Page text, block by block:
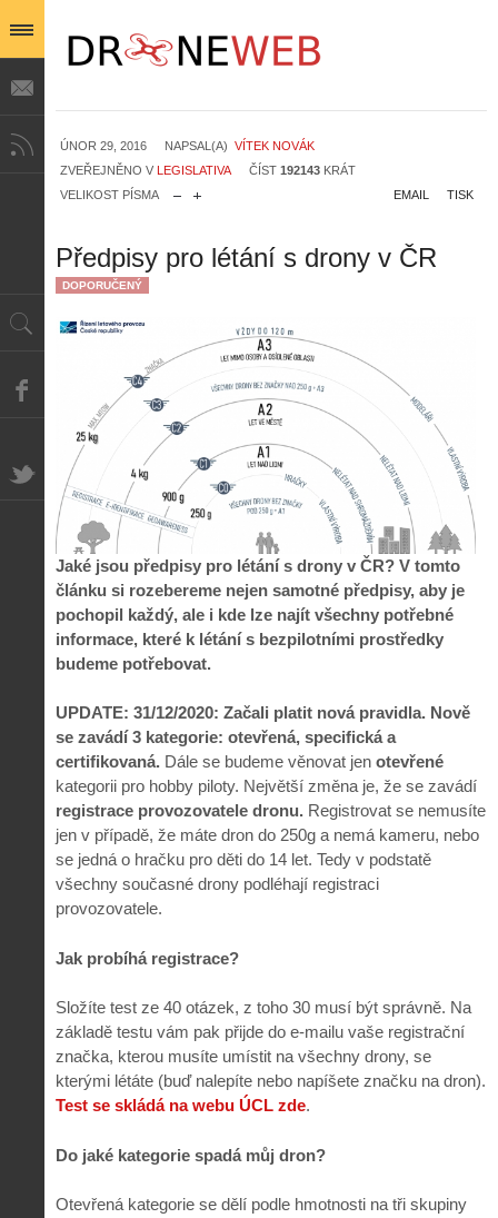
ÚNOR 29, 2016 NAPSAL(A) VÍTEK NOVÁK
ZVEŘEJNĚNO V LEGISLATIVA ČÍST 192143 KRÁT
VELIKOST PÍSMA
TISK
EMAIL
Předpisy pro létání s drony v ČR
DOPORUČENÝ
Jaké jsou předpisy pro létání s drony v ČR? V tomto
článku si rozebereme nejen samotné předpisy, aby je
pochopil každý, ale i kde lze najít všechny potřebné
informace, které k létání s bezpilotními prostředky
budeme potřebovat.
UPDATE: 31/12/2020: Začali platit nová pravidla. Nově
se zavádí 3 kategorie: otevřená, specifická a
certifikovaná. Dále se budeme věnovat jen otevřené
kategorii pro hobby piloty. Největší změna je, že se zavádí
registrace provozovatele dronu. Registrovat se nemusíte
jen v případě, že máte dron do 250g a nemá kameru, nebo
se jedná o hračku pro děti do 14 let. Tedy v podstatě
všechny současné drony podléhají registraci
provozovatele.
Jak probíhá registrace?
Složíte test ze 40 otázek, z toho 30 musí být správně. Na
základě testu vám pak přijde do e-mailu vaše registrační
značka, kterou musíte umístit na všechny drony, se
kterými létáte (buď nalepíte nebo napíšete značku na dron).
Test se skládá na webu ÚCL zde.
Do jaké kategorie spadá můj dron?
Otevřená kategorie se dělí podle hmotnosti na tři skupiny